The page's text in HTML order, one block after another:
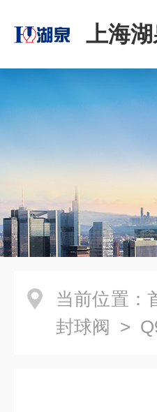
上海
当前位置：
封球阀 >